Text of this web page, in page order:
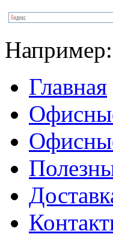
Например:
Главная